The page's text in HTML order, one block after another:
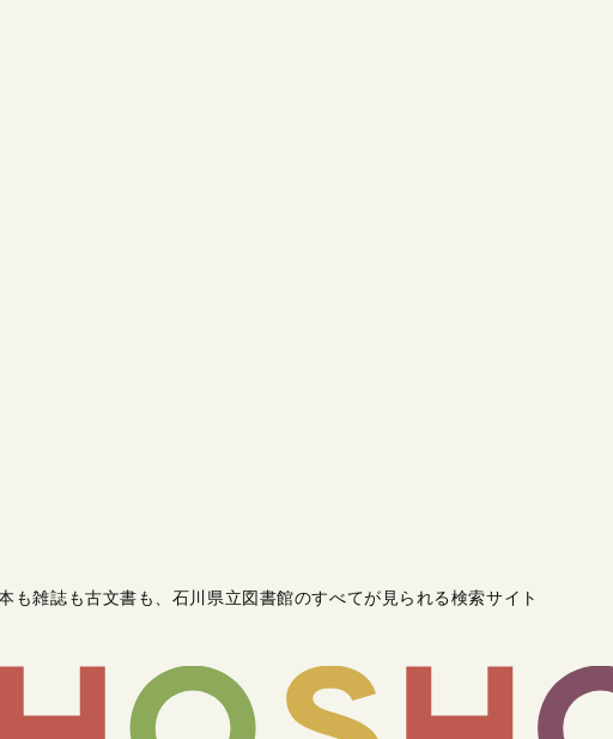
も雑誌も古文書も 石川県立図書館のすべてが見られる検索サイト